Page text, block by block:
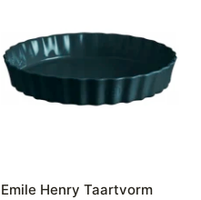
Emile Henry Taartvorm